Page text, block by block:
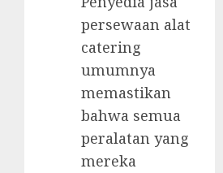
persewaan alat
catering
umumnya
memastikan
bahwa semua
peralatan yang
mereka